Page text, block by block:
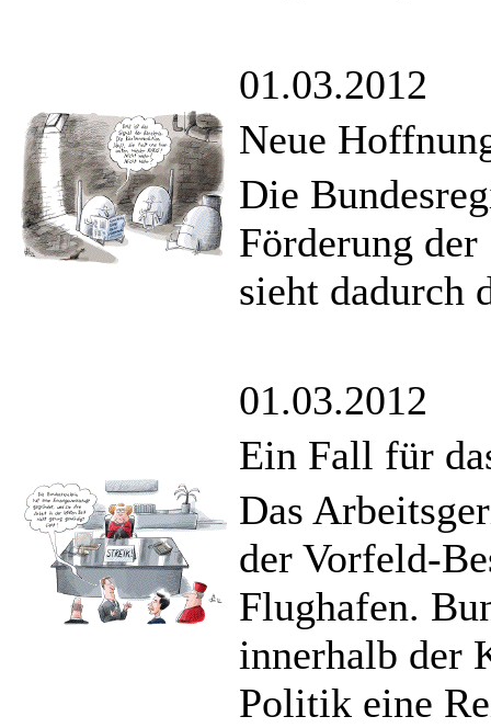
01.03.2012
Neue
Die
Förderung
sieht dadurch
01.03.2012
Ein Fall für
Das
der Vorfeld-
Flughafen.
innerhalb der
Politik eine